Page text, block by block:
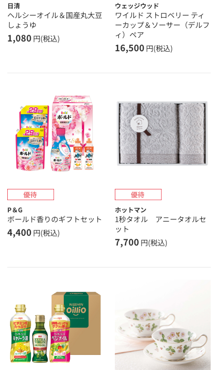
日清
ヘルシーオイル＆国産丸大豆
しょうゆ
1,080 円(税込)
ウェッジウッド
ワイルド ストロベリー ティ
ーカップ＆ソーサー（デルフ
ィ）ペア
16,500 円(税込)
P＆G
ボールド香りのギフトセット
4,400 円(税込)
ホットマン
1秒タオル アニータオルセ
ット
7,700 円(税込)